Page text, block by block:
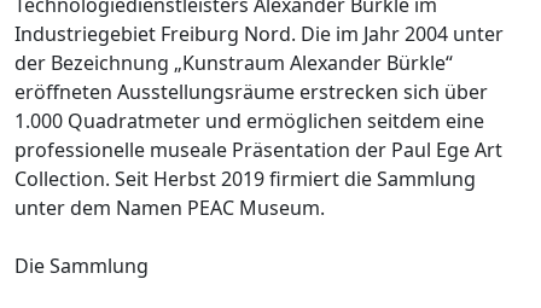
Industriegebiet Freiburg Nord. Die im Jahr 2004 unter
der Bezeichnung „Kunstraum Alexander Bürkle“
eröffneten Ausstellungsräume erstrecken sich über
1.000 Quadratmeter und ermöglichen seitdem eine
professionelle museale Präsentation der Paul Ege Art
Collection. Seit Herbst 2019 firmiert die Sammlung
unter dem Namen PEAC Museum.
Die Sammlung